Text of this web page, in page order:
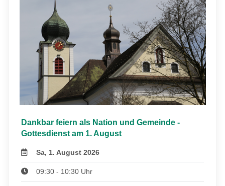
Dankbar feiern als Nation und Gemeinde -
Gottesdienst am 1. August
Sa, 1. August 2026
09:30 - 10:30 Uhr